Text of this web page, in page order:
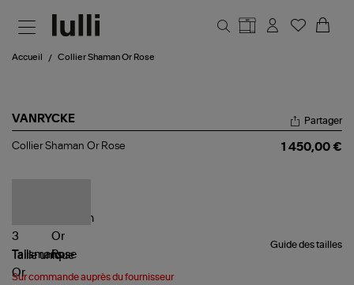
Accueil Collier Shaman Or Rose
VANRYCKE
Collier
Partager
Collier Shaman Or Rose 1 450,00 €
Guide des tailles
Tailleunique
Sur commande auprès du fournisseur